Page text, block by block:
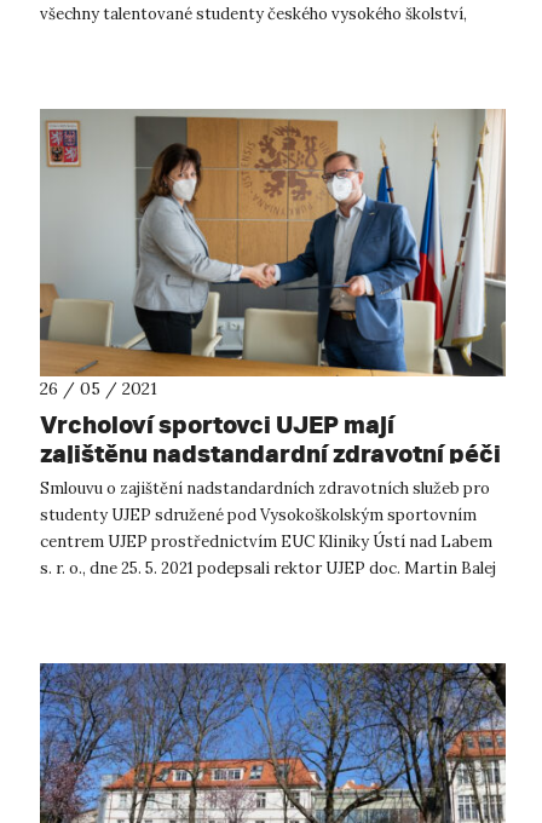
všechny talentované studenty českého vysokého školství,
26 / 05 / 2021
Vrcholoví sportovci UJEP mají
zajištěnu nadstandardní zdravotní péči
Smlouvu o zajištění nadstandardních zdravotních služeb pro
studenty UJEP sdružené pod Vysokoškolským sportovním
centrem UJEP prostřednictvím EUC Kliniky Ústí nad Labem
s. r. o., dne 25. 5. 2021 podepsali rektor UJEP doc. Martin Balej